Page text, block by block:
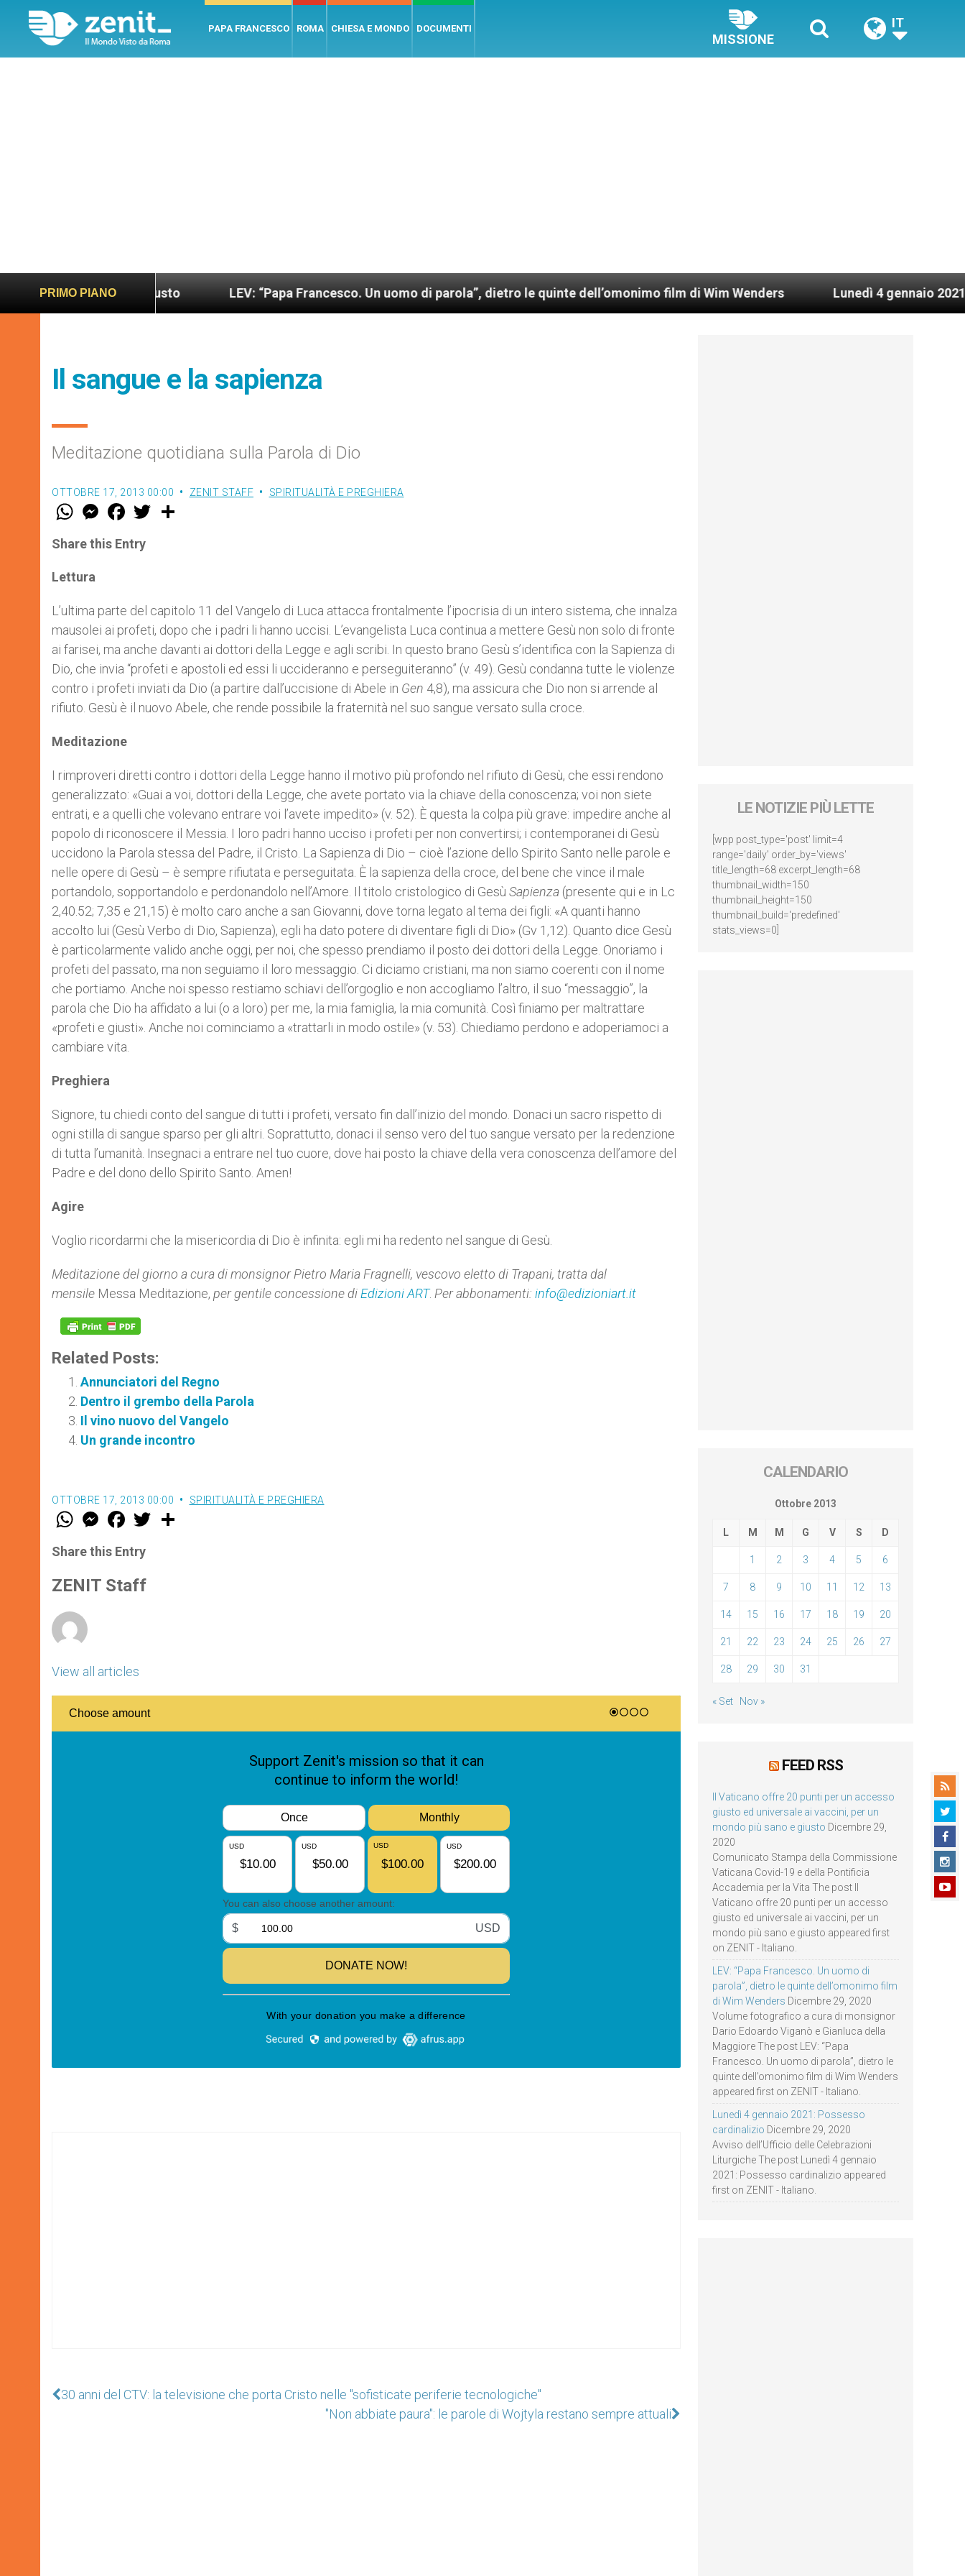
PAPA FRANCESCO ROMA CHIESA E MONDO DOCUMENTI
MISSIONE
IT
PRIMO PIANO
più sano e giusto LEV: “Papa Francesco. Un uomo di parola”, dietro le quinte dell’omonimo film di Wim Wenders Lunedì 4 gennaio 2021:
Il sangue e la sapienza
Meditazione quotidiana sulla Parola di Dio
OTTOBRE 17, 2013 00:00 ZENIT STAFF SPIRITUALITÀ E PREGHIERA
W
t
s
p
p
M
e
s
e
F
a
e
b
w
Share this Entry
Lettura
L’ultima parte del capitolo 11 del Vangelo di Luca attacca frontalmente l’ipocrisia di un intero sistema, che innalza
mausolei ai profeti, dopo che i padri li hanno uccisi. L’evangelista Luca continua a mettere Gesù non solo di fronte
ai farisei, ma anche davanti ai dottori della Legge e agli scribi. In questo brano Gesù s’identifica con la Sapienza di
Dio, che invia “profeti e apostoli ed essi li uccideranno e perseguiteranno” (v. 49). Gesù condanna tutte le violenze
contro i profeti inviati da Dio (a partire dall’uccisione di Abele in Gen 4,8), ma assicura che Dio non si arrende al
rifiuto. Gesù è il nuovo Abele, che rende possibile la fraternità nel suo sangue versato sulla croce.
Meditazione
I rimproveri diretti contro i dottori della Legge hanno il motivo più profondo nel rifiuto di Gesù, che essi rendono
generalizzato: «Guai a voi, dottori della Legge, che avete portato via la chiave della conoscenza; voi non siete
entrati, e a quelli che volevano entrare voi l’avete impedito» (v. 52). È questa la colpa più grave: impedire anche al
popolo di riconoscere il Messia. I loro padri hanno ucciso i profeti per non convertirsi; i contemporanei di Gesù
uccidono la Parola stessa del Padre, il Cristo. La Sapienza di Dio – cioè l’azione dello Spirito Santo nelle parole e
nelle opere di Gesù – è sempre rifiutata e perseguitata. È la sapienza della croce, del bene che vince il male
portandolo, sopportandolo e perdonandolo nell’Amore. Il titolo cristologico di Gesù Sapienza (presente qui e in Lc
2,40.52; 7,35 e 21,15) è molto caro anche a san Giovanni, dove torna legato al tema dei figli: «A quanti hanno
accolto lui (Gesù Verbo di Dio, Sapienza), egli ha dato potere di diventare figli di Dio» (Gv 1,12). Quanto dice Gesù
è particolarmente valido anche oggi, per noi, che spesso prendiamo il posto dei dottori della Legge. Onoriamo i
profeti del passato, ma non seguiamo il loro messaggio. Ci diciamo cristiani, ma non siamo coerenti con il nome
che portiamo. Anche noi spesso restiamo schiavi dell’orgoglio e non accogliamo l’altro, il suo “messaggio”, la
parola che Dio ha affidato a lui (o a loro) per me, la mia famiglia, la mia comunità. Così finiamo per maltrattare
«profeti e giusti». Anche noi cominciamo a «trattarli in modo ostile» (v. 53). Chiediamo perdono e adoperiamoci a
cambiare vita.
Preghiera
Signore, tu chiedi conto del sangue di tutti i profeti, versato fin dall’inizio del mondo. Donaci un sacro rispetto di
ogni stilla di sangue sparso per gli altri. Soprattutto, donaci il senso vero del tuo sangue versato per la redenzione
di tutta l’umanità. Insegnaci a entrare nel tuo cuore, dove hai posto la chiave della vera conoscenza dell’amore del
Padre e del dono dello Spirito Santo. Amen!
Agire
Voglio ricordarmi che la misericordia di Dio è infinita: egli mi ha redento nel sangue di Gesù.
Meditazione del giorno a cura di monsignorPietro Maria Fragnelli, vescovo eletto di Trapani, tratta dal
mensile Messa Meditazione, per gentile concessione di Edizioni ART. Per abbonamenti: info@edizioniart.it
Related Posts:
Annunciatori del Regno
Dentro il grembo della Parola
Il vino nuovo del Vangelo
Un grande incontro
OTTOBRE 17, 2013 00:00 SPIRITUALITÀ E PREGHIERA
W
t
s
p
p
M
e
s
e
g
e
F
a
e
b
o
k
w
Share this Entry
ZENIT Staff
View all articles
30 anni del CTV: la televisione che porta Cristo nelle "sofisticate periferie tecnologiche"
"Non abbiate paura": le parole di Wojtyla restano sempre attuali
LE NOTIZIE PIÙ LETTE
[wpp post_type='post' limit=4
range='daily' order_by='views'
title_length=68 excerpt_length=68
thumbnail_width=150
thumbnail_height=150
thumbnail_build='predefined'
stats_views=0]
CALENDARIO
Ottobre 2013
L M M G V S D
1 2 3 4 5 6
7 8 9 10 11 12 13
14 15 16 17 18 19 20
21 22 23 24 25 26 27
28 29 30 31
« Set Nov »
FEED RSS
Il Vaticano offre 20 punti per un accesso
giusto ed universale ai vaccini, per un
mondo più sano e giusto Dicembre 29,
2020
Comunicato Stampa della Commissione
Vaticana Covid-19 e della Pontificia
Accademia per la Vita The post Il
Vaticano offre 20 punti per un accesso
giusto ed universale ai vaccini, per un
mondo più sano e giusto appeared first
on ZENIT - Italiano.
LEV: “Papa Francesco. Un uomo di
parola”, dietro le quinte dell’omonimo film
di Wim Wenders Dicembre 29, 2020
Volume fotografico a cura di monsignor
Dario Edoardo Viganò e Gianluca della
Maggiore The post LEV: “Papa
Francesco. Un uomo di parola”, dietro le
quinte dell’omonimo film di Wim Wenders
appeared first on ZENIT - Italiano.
Lunedì 4 gennaio 2021: Possesso
cardinalizio Dicembre 29, 2020
Avviso dell’Ufficio delle Celebrazioni
Liturgiche The post Lunedì 4 gennaio
2021: Possesso cardinalizio appeared
first on ZENIT - Italiano.